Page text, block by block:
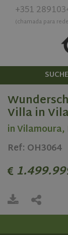
+351
(chamada para
SUCHE
Villa in
in Vilamoura,
Ref: OH3064